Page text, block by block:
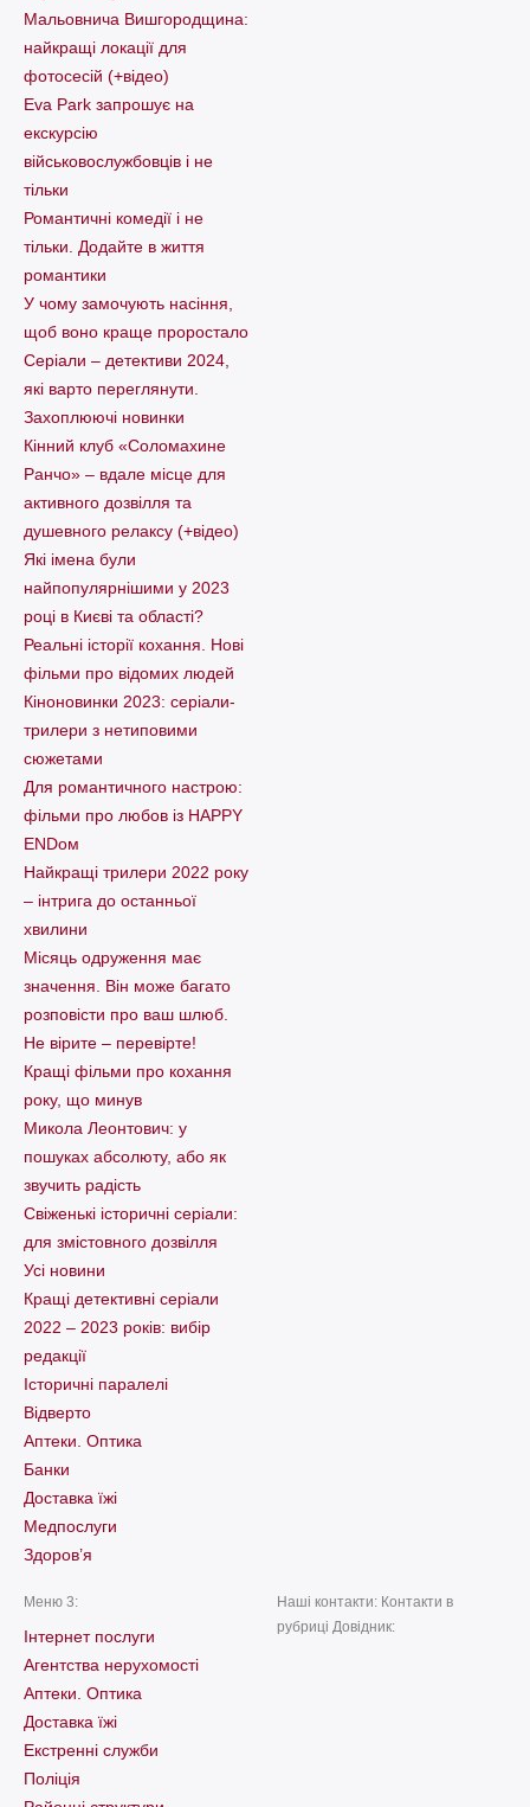
Мальовнича Вишгородщина:
найкращі локації для
фотосесій (+відео)
Eva Park запрошує на
екскурсію
військовослужбовців і не
тільки
Романтичні комедії і не
тільки. Додайте в життя
романтики
У чому замочують насіння,
щоб воно краще проростало
Серіали – детективи 2024,
які варто пеpеглянути.
Захоплюючі новинки
Кінний клуб «Соломахине
Ранчо» – вдале місце для
активного дозвілля та
душевного релаксу (+відео)
Які імена були
найпопулярнішими у 2023
році в Києві та області?
Реальні історії кохання. Нові
фільми про відомих людей
Кіноновинки 2023: серіали-
трилери з нетиповими
сюжетами
Для романтичного настрою:
фільми про любов із HAPPY
ENDом
Найкращі трилери 2022 року
– інтрига до останньої
хвилини
Місяць одруження має
значення. Він може багато
розповісти про ваш шлюб.
Не вірите – перевірте!
Кращі фільми про кохання
року, що минув
Микола Леонтович: у
пошуках абсолюту, або як
звучить радість
Свіженькі історичні серіали:
для змістовного дозвілля
Усі новини
Кращі детективні серіали
2022 – 2023 років: вибір
редакції
Історичні паралелі
Відверто
Аптеки. Оптика
Банки
Доставка їжі
Медпослуги
Здоров’я
Меню 3:
Інтернет послуги
Агентства нерухомості
Аптеки. Оптика
Доставка їжі
Екстренні служби
Поліція
Наші контакти: Контакти в
рубриці Довідник: